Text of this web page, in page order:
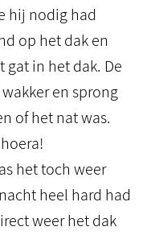
hij nodig had
op het dak en
gat in het dak. De
en sprong
of het nat was.
het toch weer
heel hard had
weer het dak